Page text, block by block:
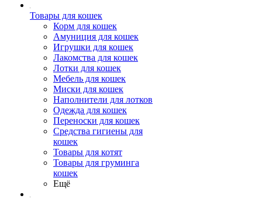
Товары для кошек
Корм для кошек
Амуниция для кошек
Игрушки для кошек
Лакомства для кошек
Лотки для кошек
Мебель для кошек
Миски для кошек
Наполнители для лотков
Одежда для кошек
Переноски для кошек
Средства гигиены для
кошек
Товары для котят
Товары для груминга
кошек
Ещё